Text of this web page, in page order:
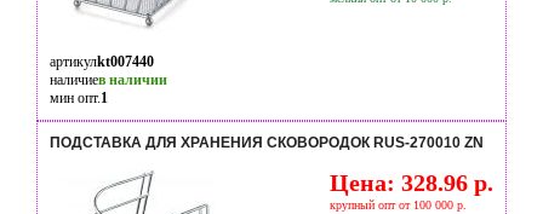
артикулkt007440
наличиев наличии
мин опт.1
ПОДСТАВКА ДЛЯ ХРАНЕНИЯ СКОВОРОДОК RUS-270010 ZN
Цена: 328.96 р.
крупный опт от 100 000 р.